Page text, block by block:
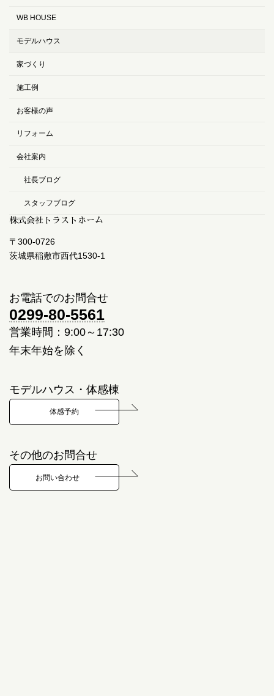
WB HOUSE
モデルハウス
家づくり
施工例
お客様の声
リフォーム
会社案内
社長ブログ
スタッフブログ
株式会社トラストホーム
〒300-0726
茨城県稲敷市西代1530-1
お電話でのお問合せ
0299-80-5561
営業時間：9:00～17:30
年末年始を除く
モデルハウス・体感棟
体感予約
その他のお問合せ
お問い合わせ